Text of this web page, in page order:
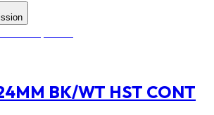
BK/WT HST CONT